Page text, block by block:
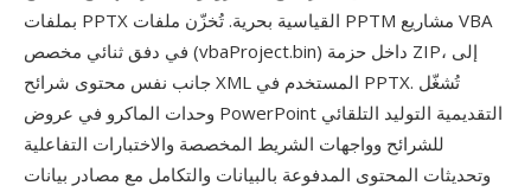
بملفات PPTX القياسية بحرية. تُخزّن ملفات PPTM مشاريع VBA
في دفق ثنائي مخصص (vbaProject.bin) داخل حزمة ZIP، إلى
جانب نفس محتوى شرائح XML المستخدم في PPTX. تُشغّل
وحدات الماكرو في عروض PowerPoint التقديمية التوليد التلقائي
للشرائح وواجهات الشريط المخصصة والاختبارات التفاعلية
وتحديثات المحتوى المدفوعة بالبيانات والتكامل مع مصادر بيانات